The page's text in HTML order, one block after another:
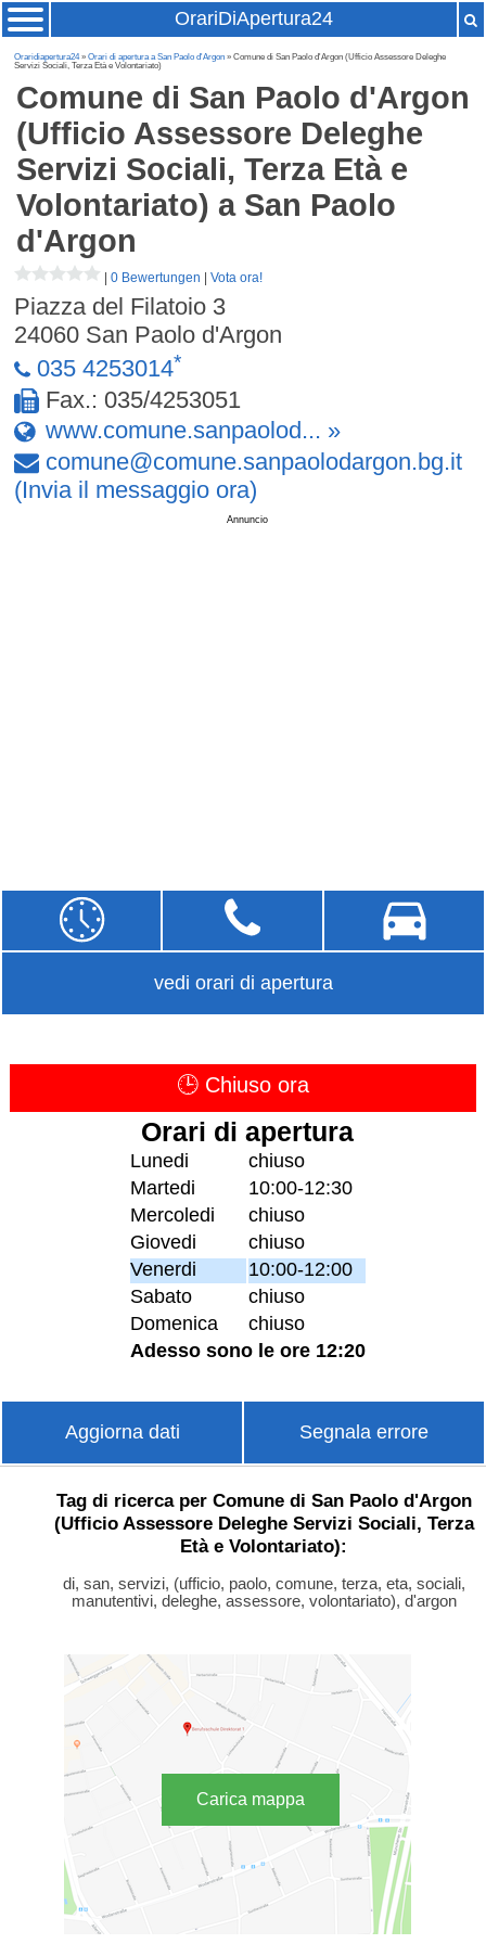
OrariDiApertura24
Oraridiapertura24»Orari di apertura a San Paolo d'Argon » Comune di San Paolo d'Argon (Ufficio Assessore Deleghe
Servizi Sociali, Terza Età e Volontariato)
Comune di San Paolo d'Argon
(Ufficio Assessore Deleghe
Servizi Sociali, Terza Età e
Volontariato) a San Paolo
d'Argon
|0 Bewertungen |Vota ora!
Piazza del Filatoio 3
24060 San Paolo d'Argon
035 4253014*
Fax.: 035/4253051
www.comune.sanpaolod... »
comune@comune.sanpaolodargon.bg.it
(Invia il messaggio ora)
Annuncio
vedi orari di apertura
🕒 Chiuso ora
Orari di apertura
Lunedi
chiuso
Martedi
10:00-12:30
Mercoledi
chiuso
Giovedi
chiuso
Venerdi
10:00-12:00
Sabato
chiuso
Domenica
chiuso
Adesso sono le ore 12:20
Aggiorna dati Segnala errore
Tag di ricerca per Comune di San Paolo d'Argon
(Ufficio Assessore Deleghe Servizi Sociali, Terza
Età e Volontariato):
di, san, servizi, (ufficio, paolo, comune, terza, eta, sociali,
manutentivi, deleghe, assessore, volontariato), d'argon
Carica mappa